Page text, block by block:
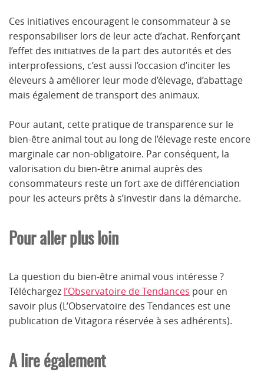
Ces initiatives encouragent le consommateur à se
responsabiliser lors de leur acte d’achat. Renforçant
l’effet des initiatives de la part des autorités et des
interprofessions, c’est aussi l’occasion d’inciter les
éleveurs à améliorer leur mode d’élevage, d’abattage
mais également de transport des animaux.
Pour autant, cette pratique de transparence sur le
bien-être animal tout au long de l’élevage reste encore
marginale car non-obligatoire. Par conséquent, la
valorisation du bien-être animal auprès des
consommateurs reste un fort axe de différenciation
pour les acteurs prêts à s’investir dans la démarche.
Pour aller plus loin
La question du bien-être animal vous intéresse ?
Téléchargez l’Observatoire de Tendances pour en
savoir plus (L’Observatoire des Tendances est une
publication de Vitagora réservée à ses adhérents).
A lire également